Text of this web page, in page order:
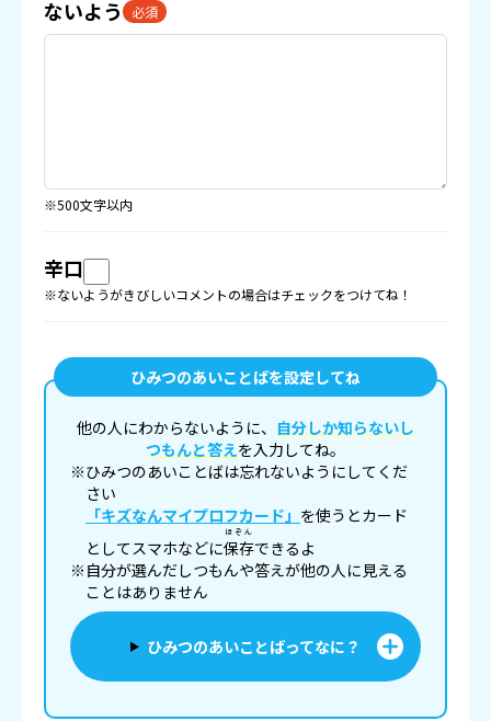
ないよう 必須
※500文字以内
辛口
※ないようがきびしいコメントの場合はチェックをつけてね！
ひみつのあいことばを設定してね
他の人にわからないように、 自分しか知らないし
つもんと答えを入力してね。
※ひみつのあいことばは忘れないようにしてくだ
さい
「キズなんマイプロフカード」 を使うとカード
としてスマホなどに保存
ほぞん
できるよ
※自分が選んだしつもんや答えが他の人に見える
ことはありません
ひみつのあいことばってなに？